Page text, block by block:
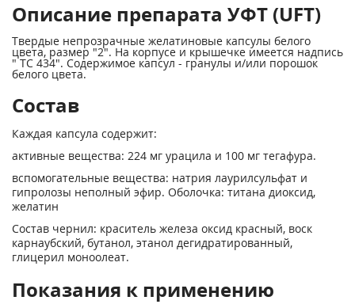
Описание препарата УФТ (UFT)
Твердые непрозрачные желатиновые капсулы белого
цвета, размер "2". На корпусе и крышечке имеется надпись
" ТС 434". Содержимое капсул - гранулы и/или порошок
белого цвета.
Состав
Каждая капсула содержит:
активные вещества: 224 мг урацила и 100 мг тегафура.
вспомогательные вещества: натрия лаурилсульфат и
гипролозы неполный эфир. Оболочка: титана диоксид,
желатин
Состав чернил: краситель железа оксид красный, воск
карнаубский, бутанол, этанол дегидратированный,
глицерил моноолеат.
Показания к применению